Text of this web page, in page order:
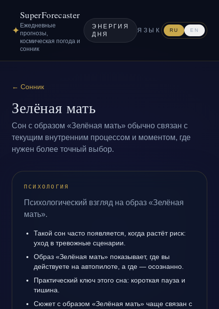
✦
SuperForecaster
Ежедневные
прогнозы,
космическая погода и
сонник
ЭНЕРГИЯ
ДНЯ
ЯЗЫК RU EN
← Сонник
Зелёная мать
Сон с образом «Зелёная мать» обычно связан с
текущим внутренним процессом и моментом, где
нужен более точный выбор.
ПСИХОЛОГИЯ
Психологический взгляд на образ «Зелёная
мать».
Такой сон часто появляется, когда растёт риск:
уход в тревожные сценарии.
Образ «Зелёная мать» показывает, где вы
действуете на автопилоте, а где — осознанно.
Практический ключ этого сна: короткая пауза и
тишина.
Сюжет с образом «Зелёная мать» чаще связан с